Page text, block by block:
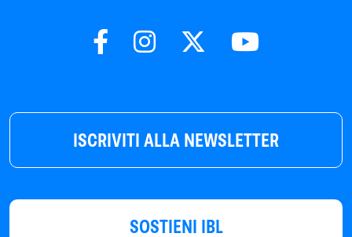
ISCRIVITI ALLA NEWSLETTER
SOSTIENI IBL